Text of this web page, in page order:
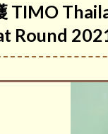
TIMO
Round